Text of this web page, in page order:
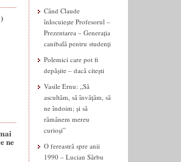
ne
Când Claude
înlocuiește Profesorul –
Prezentarea – Generația
canibală pentru studenți
Polemici care pot fi
depășite – dacă citești
Vasile Ernu: „Să
ascultăm, să învățăm, să
ne îndoim; și să
rămânem mereu
curioși”
O fereastră spre anii
1990 – Lucian Sârbu